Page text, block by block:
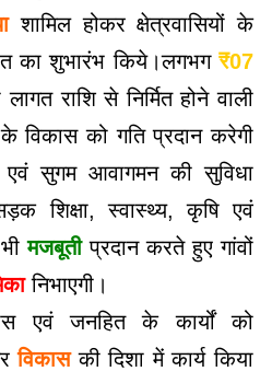
शामिल होकर क्षेत्रवासियों के
का शुभारंभ किये।लगभग ₹07
राशि से निर्मित होने वाली
विकास को गति प्रदान करेगी
एवं सुगम आवागमन की सुविधा
शिक्षा, स्वास्थ्य, कृषि एवं
भीमजबूतीप्रदान करते हुए गांवों
निभाएगी।
एवं जनहित के कार्यों को
विकासकी दिशा में कार्य किया